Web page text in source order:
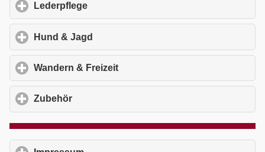
Lederpflege
Hund & Jagd
Wandern & Freizeit
Zubehör